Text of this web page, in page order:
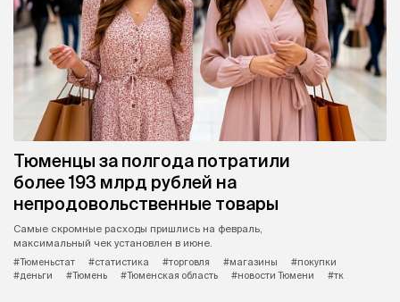
Тюменцы за полгода потратили
более 193 млрд рублей на
непродовольственные товары
Самые скромные расходы пришлись на февраль,
максимальный чек установлен в июне.
#Тюменьстат
#статистика #торговля #магазины
#покупки
#деньги
#Тюмень #Тюменская область #новости Тюмени #тк